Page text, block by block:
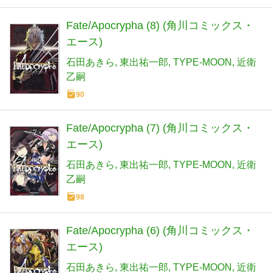
Fate/Apocrypha (8) (角川コミックス・
エース)
石田あきら 東出祐一郎 TYPE-MOON
近衛
乙嗣
90
Fate/Apocrypha (7) (角川コミックス・
エース)
石田あきら 東出祐一郎 TYPE-MOON
近衛
乙嗣
98
Fate/Apocrypha (6) (角川コミックス・
エース)
石田あきら 東出祐一郎 TYPE-MOON
近衛